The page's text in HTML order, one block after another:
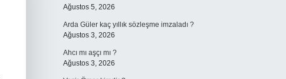
Ağustos 5, 2026
Arda Güler kaç yıllık sözleşme imzaladı ?
Ağustos 3, 2026
Ahcı mı aşçı mı ?
Ağustos 3, 2026